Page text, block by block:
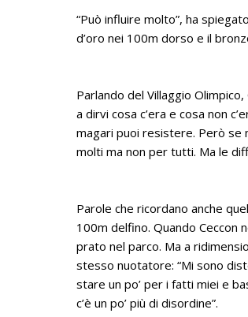
“Può influire molto”, ha
d’oro nei 100m dorso e il
Parlando del Villaggio
a dirvi cosa c’era e cosa non
magari puoi resistere. Però se
molti ma non per tutti. Ma le
Parole che ricordano anche
100m delfino. Quando Ceccon
prato nel parco. Ma a
stesso nuotatore: “Mi sono
stare un po’ per i fatti miei e
c’è un po’ più di disordine”.